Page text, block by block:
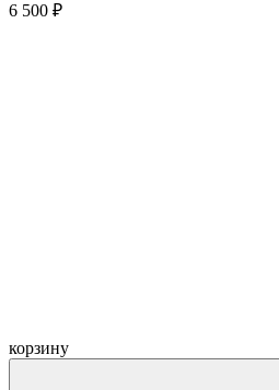
6 500 ₽
корзину